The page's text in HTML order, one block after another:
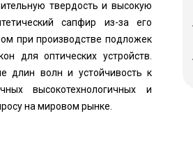
твердость и высокую
сапфир из-за его
при производстве подложек
для оптических устройств.
длин волн и устойчивость к
высокотехнологичных и
на мировом рынке.